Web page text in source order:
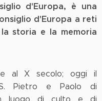
d'Europa, è una
d'Europa a reti
storia e la memoria
al X secolo; oggi il
Pietro e Paolo di
luogo di culto e di